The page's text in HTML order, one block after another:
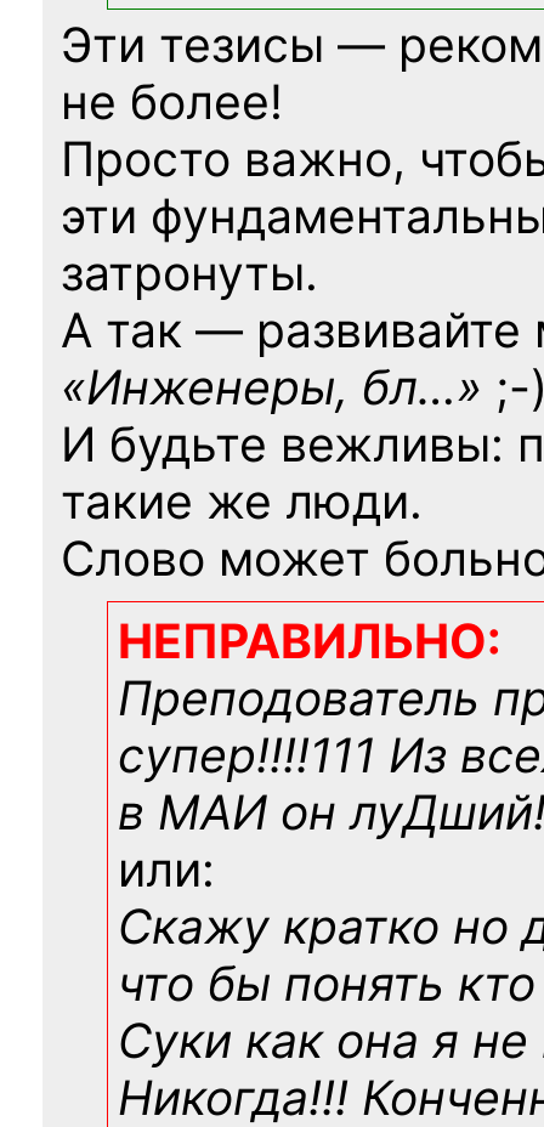
Эти тезисы —
не более!
Просто важно,
эти
затронуты.
А так — развивайте
«Инженеры, бл…» ;-
И будьте вежливы:
такие же люди.
Слово может
НЕПРАВИЛЬНО:
Преподователь
супер!!!!111 Из
в МАИ он
или:
Скажу кратко но
что бы понять
Суки как она я не
Никогда!!!